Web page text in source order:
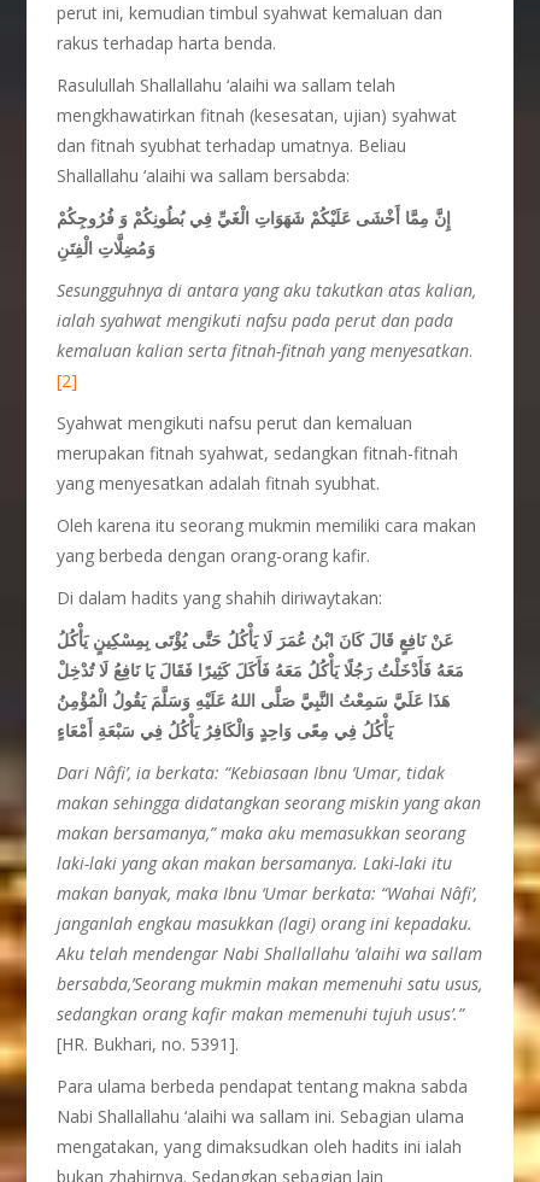
perut ini, kemudian timbul syahwat kemaluan dan
rakus terhadap harta benda.
Rasulullah Shallallahu ‘alaihi wa sallam telah
mengkhawatirkan fitnah (kesesatan, ujian) syahwat
dan fitnah syubhat terhadap umatnya. Beliau
Shallallahu ‘alaihi wa sallam bersabda:
إِنَّ مِمَّا أَخْشَى عَلَيْكُمْ شَهَوَاتِ الْغَيِّ فِي بُطُونِكُمْ وَ فُرُوجِكُمْ
وَمُضِلَّاتِ الْفِتَنِ
Sesungguhnya di antara yang aku takutkan atas kalian,
ialah syahwat mengikuti nafsu pada perut dan pada
kemaluan kalian serta fitnah-fitnah yang menyesatkan.
[2]
Syahwat mengikuti nafsu perut dan kemaluan
merupakan fitnah syahwat, sedangkan fitnah-fitnah
yang menyesatkan adalah fitnah syubhat.
Oleh karena itu seorang mukmin memiliki cara makan
yang berbeda dengan orang-orang kafir.
Di dalam hadits yang shahih diriwaytakan:
عَنْ نَافِعٍ قَالَ كَانَ ابْنُ عُمَرَ لَا يَأْكُلُ حَتَّى يُؤْتَى بِمِسْكِينٍ يَأْكُلُ
مَعَهُ فَأَدْخَلْتُ رَجُلًا يَأْكُلُ مَعَهُ فَأَكَلَ كَثِيرًا فَقَالَ يَا نَافِعُ لَا تُدْخِلْ
هَذَا عَلَيَّ سَمِعْتُ النَّبِيَّ صَلَّى اللهُ عَلَيْهِ وَسَلَّمَ يَقُولُ الْمُؤْمِنُ
يَأْكُلُ فِي مِعًى وَاحِدٍ وَالْكَافِرُ يَأْكُلُ فِي سَبْعَةِ أَمْعَاءٍ
Dari Nâfi’, ia berkata: “Kebiasaan Ibnu ‘Umar, tidak
makan sehingga didatangkan seorang miskin yang akan
makan bersamanya,” maka aku memasukkan seorang
laki-laki yang akan makan bersamanya. Laki-laki itu
makan banyak, maka Ibnu ‘Umar berkata: “Wahai Nâfi’,
janganlah engkau masukkan (lagi) orang ini kepadaku.
Aku telah mendengar Nabi Shallallahu ‘alaihi wa sallam
bersabda,’Seorang mukmin makan memenuhi satu usus,
sedangkan orang kafir makan memenuhi tujuh usus’.”
[HR. Bukhari, no. 5391].
Para ulama berbeda pendapat tentang makna sabda
Nabi Shallallahu ‘alaihi wa sallam ini. Sebagian ulama
mengatakan, yang dimaksudkan oleh hadits ini ialah
bukan zhahirnya. Sedangkan sebagian lain